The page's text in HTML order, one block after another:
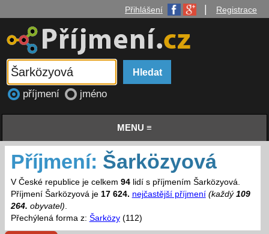
Přihlášení Registrace
příjmení jméno
MENU ≡
Příjmení: Šarközyová
V České republice je celkem 94lidí s příjmením Šarközyová.
Příjmení Šarközyová je 17 624. nejčastější příjmení (každý 109
264. obyvatel).
Přechýlená forma z: Šarközy(112)